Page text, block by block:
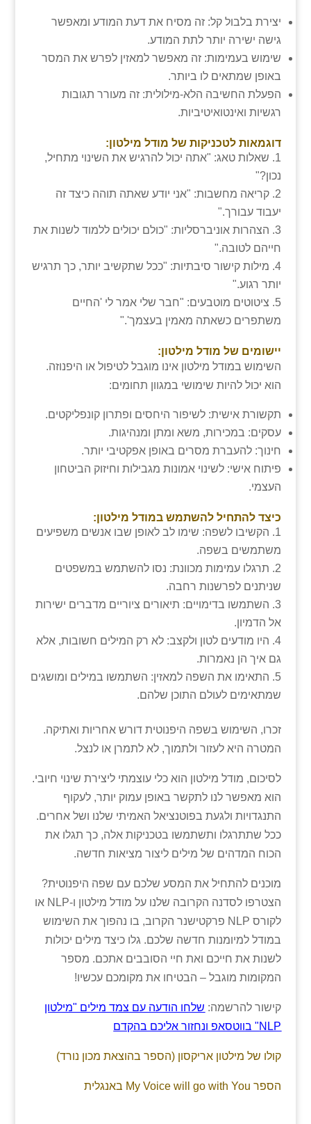
יצירת בלבול קל: זה מסיח את דעת המודע ומאפשר
גישה ישירה יותר לתת המודע.
שימוש בעמימות: זה מאפשר למאזין לפרש את המסר
באופן שמתאים לו ביותר.
הפעלת החשיבה הלא-מילולית: זה מעורר תגובות
רגשיות ואינטואיטיביות.
דוגמאות לטכניקות של מודל מילטון:
שאלות טאג: "אתה יכול להרגיש את השינוי מתחיל,
נכון?"
קריאה מחשבות: "אני יודע שאתה תוהה כיצד זה
יעבוד עבורך."
הצהרות אוניברסליות: "כולם יכולים ללמוד לשנות את
חייהם לטובה."
מילות קישור סיבתיות: "ככל שתקשיב יותר, כך תרגיש
יותר רגוע."
ציטוטים מוטבעים: "חבר שלי אמר לי 'החיים
משתפרים כשאתה מאמין בעצמך'."
יישומים של מודל מילטון:
השימוש במודל מילטון אינו מוגבל לטיפול או היפנוזה.
הוא יכול להיות שימושי במגוון תחומים:
תקשורת אישית: לשיפור היחסים ופתרון קונפליקטים.
עסקים: במכירות, משא ומתן ומנהיגות.
חינוך: להעברת מסרים באופן אפקטיבי יותר.
פיתוח אישי: לשינוי אמונות מגבילות וחיזוק הביטחון
העצמי.
כיצד להתחיל להשתמש במודל מילטון:
הקשיבו לשפה: שימו לב לאופן שבו אנשים משפיעים
משתמשים בשפה.
תרגלו עמימות מכוונת: נסו להשתמש במשפטים
שניתנים לפרשנות רחבה.
השתמשו בדימויים: תיאורים ציוריים מדברים ישירות
אל הדמיון.
היו מודעים לטון ולקצב: לא רק המילים חשובות, אלא
גם איך הן נאמרות.
התאימו את השפה למאזין: השתמשו במילים ומושגים
שמתאימים לעולם התוכן שלהם.
זכרו, השימוש בשפה היפנוטית דורש אחריות ואתיקה.
המטרה היא לעזור ולתמוך, לא לתמרן או לנצל.
לסיכום, מודל מילטון הוא כלי עוצמתי ליצירת שינוי חיובי.
הוא מאפשר לנו לתקשר באופן עמוק יותר, לעקוף
התנגדויות ולגעת בפוטנציאל האמיתי שלנו ושל אחרים.
ככל שתתרגלו ותשתמשו בטכניקות אלה, כך תגלו את
הכוח המדהים של מילים ליצור מציאות חדשה.
מוכנים להתחיל את המסע שלכם עם שפה היפנוטית?
הצטרפו לסדנה הקרובה שלנו על מודל מילטון ו-NLP או
לקורס NLP פרקטישנר הקרוב, בו נהפוך את השימוש
במודל למיומנות חדשה שלכם. גלו כיצד מילים יכולות
לשנות את חייכם ואת חיי הסובבים אתכם. מספר
המקומות מוגבל – הבטיחו את מקומכם עכשיו!
קישור להרשמה: שלחו הודעה עם צמד מילים "מילטון
NLP" בווטסאפ ונחזור אליכם בהקדם
קולו של מילטון אריקסון (הספר בהוצאת מכון נורד)
הספר My Voice will go with You באנגלית